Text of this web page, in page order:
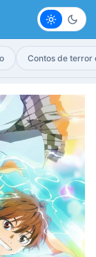
Claro
Contos de terror